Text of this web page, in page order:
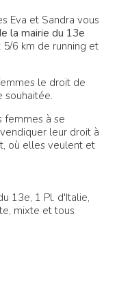
Eva et Sandra vous
la mairie du 13e
6 km de running et
le droit de
souhaitée.
femmes à se
leur droit à
où elles veulent et
13e, 1 Pl. d'Italie,
mixte et tous